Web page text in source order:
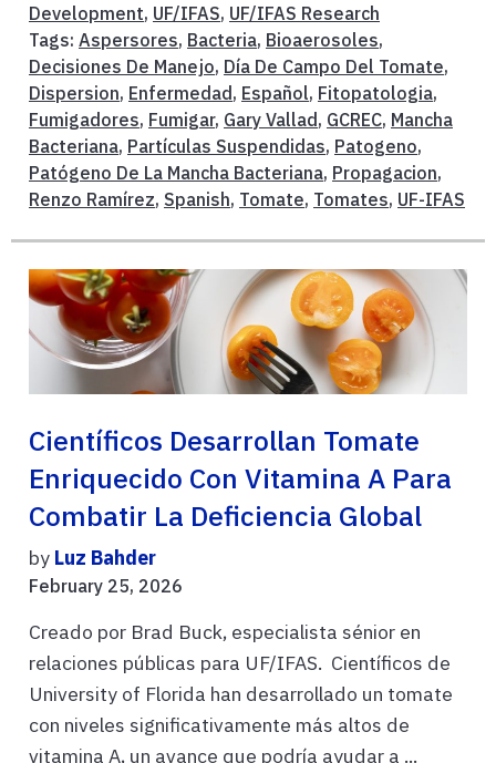
Development, UF/IFAS, UF/IFAS Research
Tags: Aspersores, Bacteria, Bioaerosoles,
Decisiones De Manejo, Día De Campo Del Tomate,
Dispersion, Enfermedad , Español, Fitopatologia,
Fumigadores, Fumigar, Gary Vallad , GCREC, Mancha
Bacteriana, Partículas Suspendidas, Patogeno,
Patógeno De La Mancha Bacteriana, Propagacion,
Renzo Ramírez, Spanish, Tomate, Tomates, UF-IFAS
Científicos Desarrollan Tomate
Enriquecido Con Vitamina A Para
Combatir La Deficiencia Global
by Luz Bahder
February 25, 2026
Creado por Brad Buck, especialista sénior en
relaciones públicas para UF/IFAS. Científicos de
University of Florida han desarrollado un tomate
con niveles significativamente más altos de
vitamina A, un avance que podría ayudar a ...